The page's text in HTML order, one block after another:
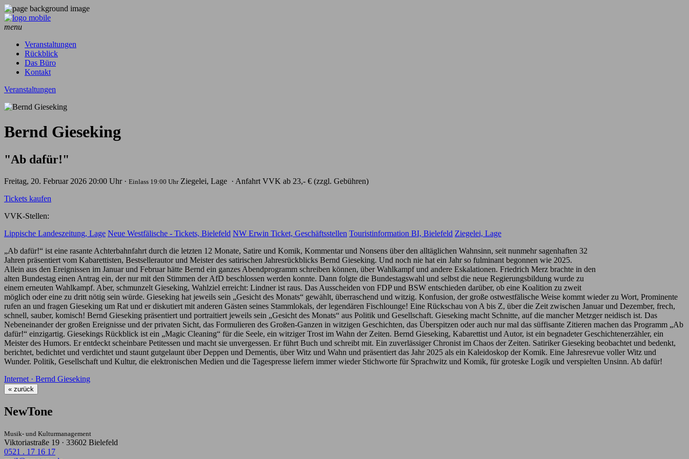
menu
Veranstaltungen
Rückblick
Das Büro
Kontakt
Veranstaltungen
Bernd Gieseking
"Ab dafür!"
Freitag, 20. Februar 2026 20:00 Uhr · Einlass 19:00 Uhr Ziegelei, Lage · Anfahrt VVK ab 23,- € (zzgl. Gebühren)
Tickets kaufen
VVK-Stellen:
Lippische Landeszeitung, Lage Neue Westfälische - Tickets, Bielefeld NW Erwin Ticket, Geschäftsstellen Touristinformation BI, Bielefeld Ziegelei, Lage
„Ab dafür!“ ist eine rasante Achterbahnfahrt durch die letzten 12 Monate, Satire und Komik, Kommentar und Nonsens über den alltäglichen Wahnsinn, seit nunmehr sagenhaften 32
Jahren präsentiert vom Kabarettisten, Bestsellerautor und Meister des satirischen Jahresrückblicks Bernd Gieseking. Und noch nie hat ein Jahr so fulminant begonnen wie 2025.
Allein aus den Ereignissen im Januar und Februar hätte Bernd ein ganzes Abendprogramm schreiben können, über Wahlkampf und andere Eskalationen. Friedrich Merz brachte in den
alten Bundestag einen Antrag ein, der nur mit den Stimmen der AfD beschlossen werden konnte. Dann folgte die Bundestagswahl und selbst die neue Regierungsbildung wurde zu
einem erneuten Wahlkampf. Aber, schmunzelt Gieseking, Wahlziel erreicht: Lindner ist raus. Das Ausscheiden von FDP und BSW entschieden darüber, ob eine Koalition zu zweit
möglich oder eine zu dritt nötig sein würde. Gieseking hat jeweils sein „Gesicht des Monats“ gewählt, überraschend und witzig. Konfusion, der große ostwestfälische Weise kommt wieder zu Wort, Prominente
rufen an und fragen Gieseking um Rat und er diskutiert mit anderen Gästen seines Stammlokals, der legendären Fischlounge! Eine Rückschau von A bis Z, über die Zeit zwischen Januar und Dezember, frech,
schnell, sauber, komisch! Bernd Gieseking präsentiert und portraitiert jeweils sein „Gesicht des Monats“ aus Politik und Gesellschaft. Gieseking macht Schnitte, auf die mancher Metzger neidisch ist. Das
Nebeneinander der großen Ereignisse und der privaten Sicht, das Formulieren des Großen-Ganzen in witzigen Geschichten, das Überspitzen oder auch nur mal das süffisante Zitieren machen das Programm „Ab
dafür!“ einzigartig. Giesekings Rückblick ist ein „Magic Cleaning“ für die Seele, ein witziger Trost im Wahn der Zeiten. Bernd Gieseking, Kabarettist und Autor, ist ein begnadeter Geschichtenerzähler, ein
Meister des Humors. Er entdeckt scheinbare Petitessen und macht sie unvergessen. Er führt Buch und schreibt mit. Ein zuverlässiger Chronist im Chaos der Zeiten. Satiriker Gieseking beobachtet und bedenkt,
berichtet, bedichtet und verdichtet und staunt gutgelaunt über Deppen und Dementis, über Witz und Wahn und präsentiert das Jahr 2025 als ein Kaleidoskop der Komik. Eine Jahresrevue voller Witz und
Wunder. Politik, Gesellschaft und Kultur, die elektronischen Medien und die Tagespresse liefern immer wieder Stichworte für Sprachwitz und Komik, für groteske Logik und verspielten Unsinn. Ab dafür!
Internet · Bernd Gieseking
« zurück
NewTone
Musik- und Kulturmanagement
Viktoriastraße 19 · 33602 Bielefeld
0521 . 17 16 17